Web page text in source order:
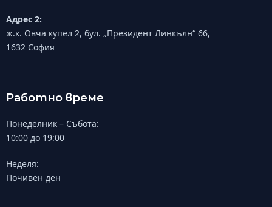
Адрес 2:
ж.к. Овча купел 2, бул. „Президент Линкълн“ 66,
1632 София
Работно време
Понеделник – Събота:
10:00 до 19:00
Неделя:
Почивен ден